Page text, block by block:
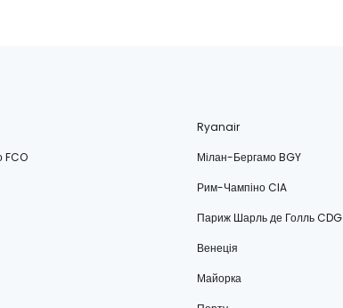
Ryanair
FCO
Мілан-Бергамо BGY
Рим-Чампіно CIA
Париж Шарль де Голль CDG
Венеція
Майорка